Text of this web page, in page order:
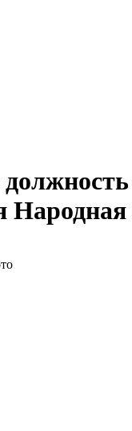
Народная